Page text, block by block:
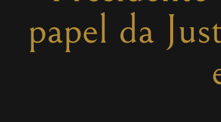
papel da